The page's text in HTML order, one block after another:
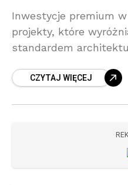
Inwestycje premium
projekty, które
standardem
oraz kompleksowym
CZYTAJ WIĘCEJ